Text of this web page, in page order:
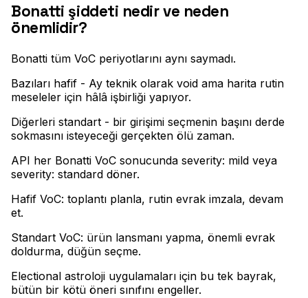
Bonatti şiddeti nedir ve neden
önemlidir?
Bonatti tüm VoC periyotlarını aynı saymadı.
Bazıları hafif - Ay teknik olarak void ama harita rutin
meseleler için hâlâ işbirliği yapıyor.
Diğerleri standart - bir girişimi seçmenin başını derde
sokmasını isteyeceği gerçekten ölü zaman.
API her Bonatti VoC sonucunda severity: mild veya
severity: standard döner.
Hafif VoC: toplantı planla, rutin evrak imzala, devam
et.
Standart VoC: ürün lansmanı yapma, önemli evrak
doldurma, düğün seçme.
Electional astroloji uygulamaları için bu tek bayrak,
bütün bir kötü öneri sınıfını engeller.